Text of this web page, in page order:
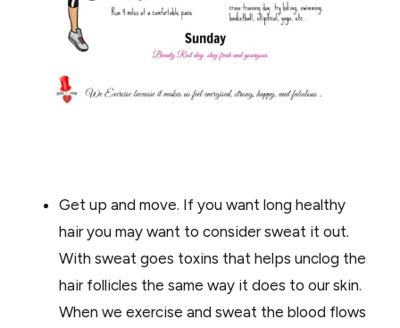
Get up and move. If you want long healthy
hair you may want to consider sweat it out.
With sweat goes toxins that helps unclog the
hair follicles the same way it does to our skin.
When we exercise and sweat the blood flows